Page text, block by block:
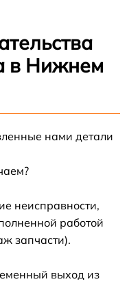
в Нижнем
нами детали
неисправности,
работой
запчасти).
выход из